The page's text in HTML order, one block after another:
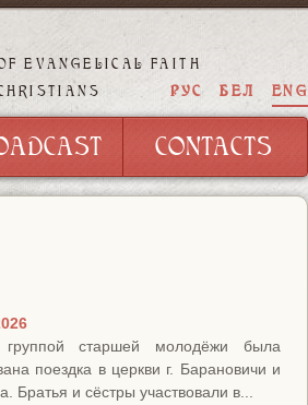
EVANGELICAL FAITH
РУС БЕЛ ENG
CONTACTS
CONTACTS
старшей молодёжи была
поездка в церкви г. Барановичи и
Братья и сёстры участвовали в...